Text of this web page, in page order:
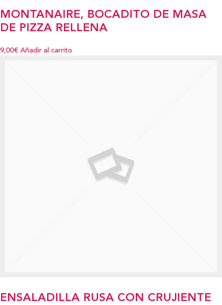
MONTANAIRE, BOCADITO DE MASA
DE PIZZA RELLENA
9,00€ Añadir al carrito
ENSALADILLA RUSA CON CRUJIENTE